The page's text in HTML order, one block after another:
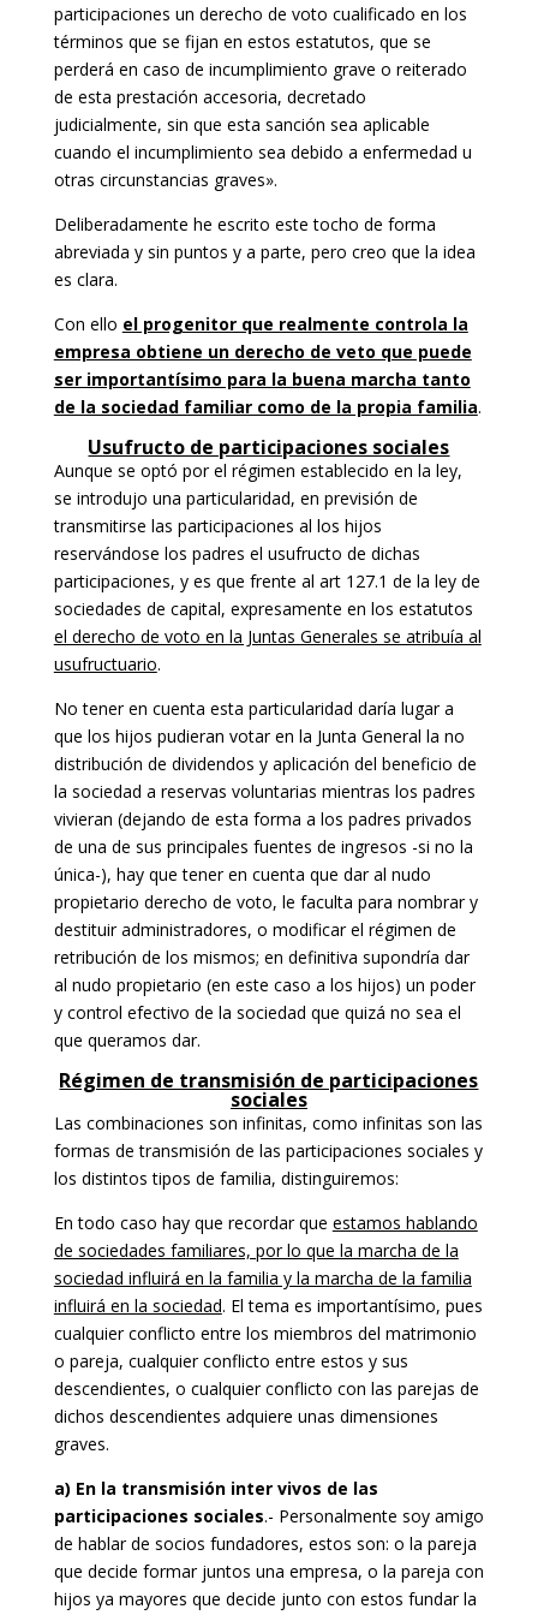
participaciones un derecho de voto cualificado en los
términos que se fijan en estos estatutos, que se
perderá en caso de incumplimiento grave o reiterado
de esta prestación accesoria, decretado
judicialmente, sin que esta sanción sea aplicable
cuando el incumplimiento sea debido a enfermedad u
otras circunstancias graves».
Deliberadamente he escrito este tocho de forma
abreviada y sin puntos y a parte, pero creo que la idea
es clara.
Con ello el progenitor que realmente controla la
empresa obtiene un derecho de veto que puede
ser importantísimo para la buena marcha tanto
de la sociedad familiar como de la propia familia.
Usufructo de participaciones sociales
Aunque se optó por el régimen establecido en la ley,
se introdujo una particularidad, en previsión de
transmitirse las participaciones al los hijos
reservándose los padres el usufructo de dichas
participaciones, y es que frente al art 127.1 de la ley de
sociedades de capital, expresamente en los estatutos
el derecho de voto en la Juntas Generales se atribuía al
usufructuario.
No tener en cuenta esta particularidad daría lugar a
que los hijos pudieran votar en la Junta General la no
distribución de dividendos y aplicación del beneficio de
la sociedad a reservas voluntarias mientras los padres
vivieran (dejando de esta forma a los padres privados
de una de sus principales fuentes de ingresos -si no la
única-), hay que tener en cuenta que dar al nudo
propietario derecho de voto, le faculta para nombrar y
destituir administradores, o modificar el régimen de
retribución de los mismos; en definitiva supondría dar
al nudo propietario (en este caso a los hijos) un poder
y control efectivo de la sociedad que quizá no sea el
que queramos dar.
Régimen de transmisión de participaciones
sociales
Las combinaciones son infinitas, como infinitas son las
formas de transmisión de las participaciones sociales y
los distintos tipos de familia, distinguiremos:
En todo caso hay que recordar que estamos hablando
de sociedades familiares, por lo que la marcha de la
sociedad influirá en la familia y la marcha de la familia
influirá en la sociedad. El tema es importantísimo, pues
cualquier conflicto entre los miembros del matrimonio
o pareja, cualquier conflicto entre estos y sus
descendientes, o cualquier conflicto con las parejas de
dichos descendientes adquiere unas dimensiones
graves.
a) En la transmisión inter vivos de las
participaciones sociales.- Personalmente soy amigo
de hablar de socios fundadores, estos son: o la pareja
que decide formar juntos una empresa, o la pareja con
hijos ya mayores que decide junto con estos fundar la